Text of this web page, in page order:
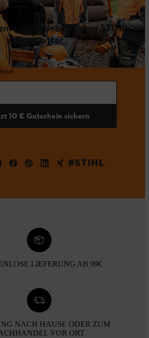
Laufenden mit dem STIHL
Newsletter
10 € Gutschein sichern
#STIHL
LIEFERUNG AB 99€
NACH HAUSE ODER ZUM
VOR ORT